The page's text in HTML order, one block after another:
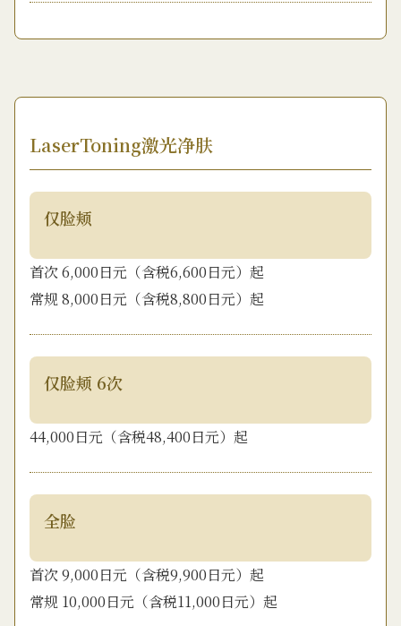
LaserToning激光净肤
仅脸颊
首次 6,000日元（含税6,600日元）起
常规 8,000日元（含税8,800日元）起
仅脸颊 6次
44,000日元（含税48,400日元）起
全脸
首次 9,000日元（含税9,900日元）起
常规 10,000日元（含税11,000日元）起